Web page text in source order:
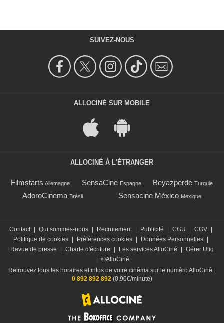
SUIVEZ-NOUS
ALLOCINÉ SUR MOBILE
ALLOCINÉ À L'ÉTRANGER
Filmstarts Allemagne SensaCine Espagne Beyazperde Turquie
AdoroCinema Brésil Sensacine México Mexique
Contact Qui sommes-nous Recrutement Publicité CGU CGV
Politique de cookies
Préférences cookies Données Personnelles
Revue de presse
Charte d'écriture Les services AlloCiné
Gérer Utiq
©AlloCiné
Retrouvez tous les horaires et infos de votre cinéma sur le numéro AlloCiné :
0 892 892 892(0,90€/minute)